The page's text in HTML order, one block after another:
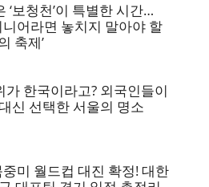
‘보청천’이 특별한 시간…
어라면 놓치지 말아야 할
축제’
가 한국이라고? 외국인들이
신 선택한 서울의 명소
미 월드컵 대진 확정! 대한